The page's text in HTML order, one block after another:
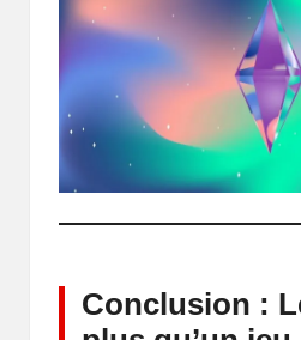
Conclusion :